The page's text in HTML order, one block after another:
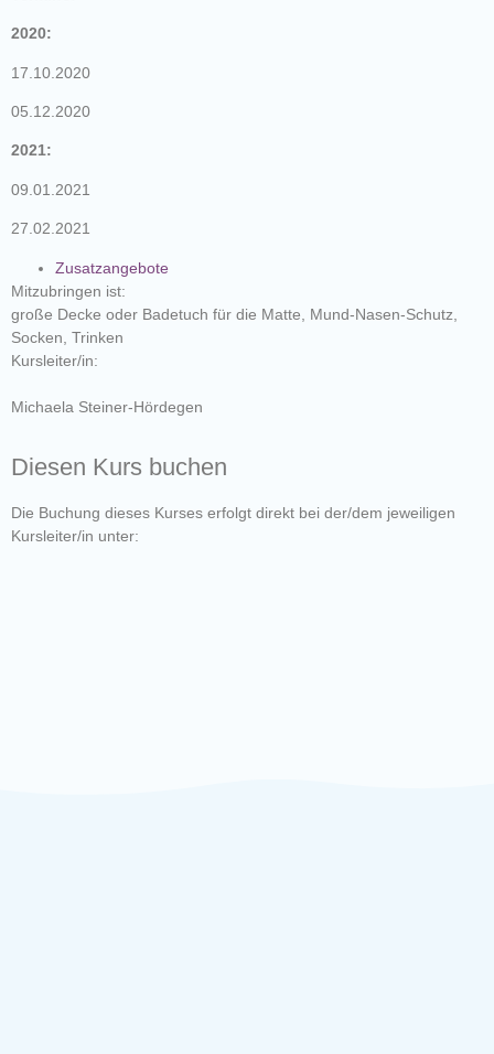
2020:
17.10.2020
05.12.2020
2021:
09.01.2021
27.02.2021
Zusatzangebote
Mitzubringen ist:
große Decke oder Badetuch für die Matte, Mund-Nasen-Schutz,
Socken, Trinken
Kursleiter/in:
Michaela Steiner-Hördegen
Diesen Kurs buchen
Die Buchung dieses Kurses erfolgt direkt bei der/dem jeweiligen
Kursleiter/in unter: